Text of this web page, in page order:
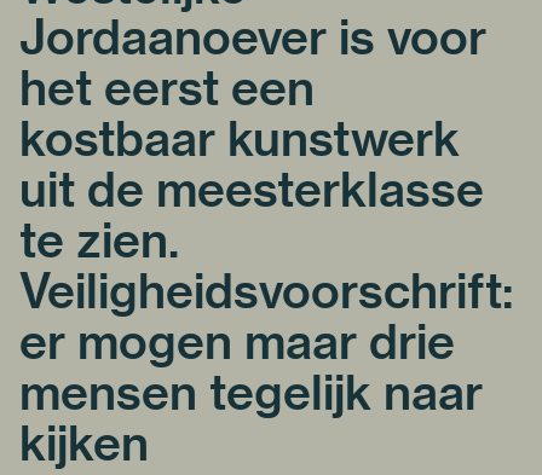
Jordaanoever is voor
het eerst een
kostbaar kunstwerk
uit de meesterklasse
te zien.
Veiligheidsvoorschrift:
er mogen maar drie
mensen tegelijk naar
kijken